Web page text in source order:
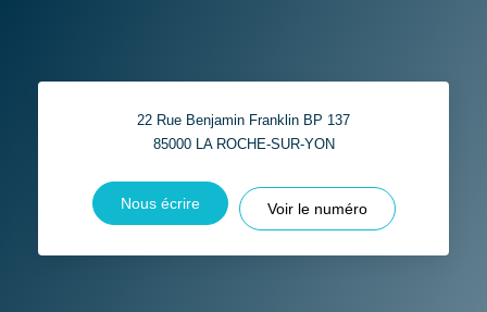
22 Rue Benjamin Franklin BP 137
85000 LA ROCHE-SUR-YON
Nous écrire Voir le numéro